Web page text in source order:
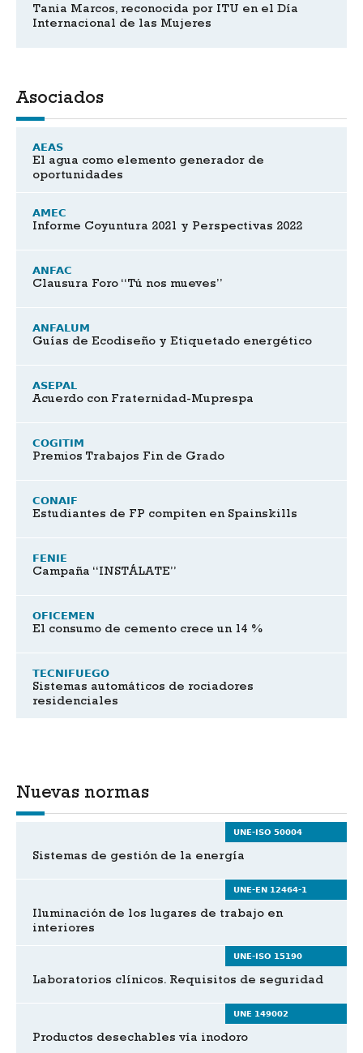
Tania Marcos, reconocida por ITU en el Día
Internacional de las Mujeres
Asociados
AEAS
El agua como elemento generador de
oportunidades
AMEC
Informe Coyuntura 2021 y Perspectivas 2022
ANFAC
Clausura Foro “Tú nos mueves”
ANFALUM
Guías de Ecodiseño y Etiquetado energético
ASEPAL
Acuerdo con Fraternidad-Muprespa
COGITIM
Premios Trabajos Fin de Grado
CONAIF
Estudiantes de FP compiten en Spainskills
FENIE
Campaña “INSTÁLATE”
OFICEMEN
El consumo de cemento crece un 14 %
TECNIFUEGO
Sistemas automáticos de rociadores
residenciales
Nuevas normas
UNE-ISO 50004
Sistemas de gestión de la energía
UNE-EN 12464-1
Iluminación de los lugares de trabajo en
interiores
UNE-ISO 15190
Laboratorios clínicos. Requisitos de seguridad
UNE 149002
Productos desechables vía inodoro